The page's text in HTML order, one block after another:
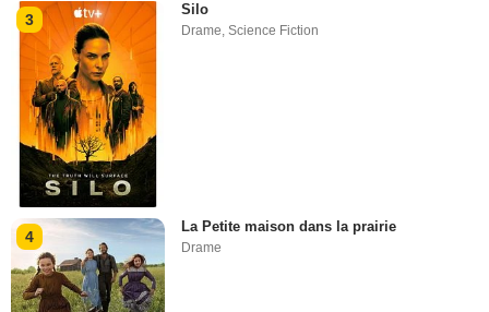
3
Silo
Drame,Science Fiction
4
La Petite maison dans la prairie
Drame